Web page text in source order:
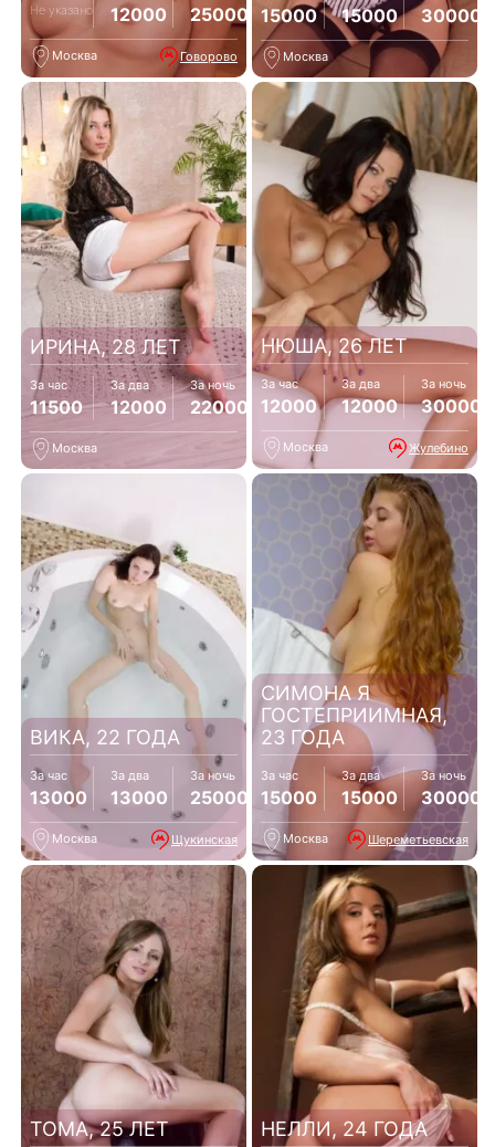
Не указано 12000 25000
Москва Говорово
15000 15000 30000
Москва
ИРИНА, 28 ЛЕТ
За час
11500
За два
12000
За ночь
22000
Москва
НЮША, 26 ЛЕТ
За час
12000
За два
12000
За ночь
30000
Москва Жулебино
ВИКА, 22 ГОДА
За час
13000
За два
13000
За ночь
25000
Москва Щукинская
СИМОНА Я
ГОСТЕПРИИМНАЯ,
23 ГОДА
За час
15000
За два
15000
За ночь
30000
Москва Шереметьевская
ТОМА, 25 ЛЕТ НЕЛЛИ, 24 ГОДА